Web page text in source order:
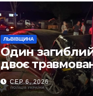
ЛЬВІВЩИНА
Один
двоє
внаслідок ДТП
Самбірщині
СЕР 6, 2026